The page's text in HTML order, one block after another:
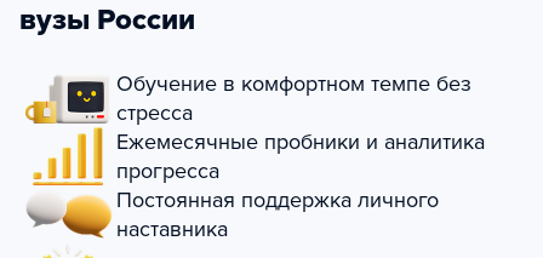
вузы России
Обучение в комфортном темпе без
стресса
Ежемесячные пробники и аналитика
прогресса
Постоянная поддержка личного
наставника